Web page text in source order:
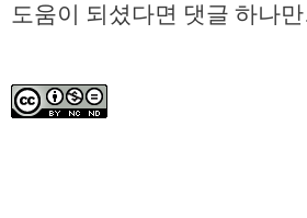
도움이 되셨다면 댓글 하나